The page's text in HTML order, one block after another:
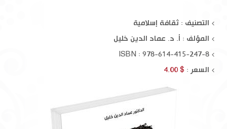
التصنيف : ثقافة إسلامية
المؤلف : أ. د. عماد الدين خليل
ISBN : 978-614-415-247-8
السعر : $ 4.00